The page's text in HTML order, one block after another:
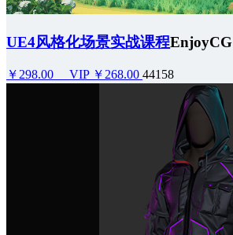
UE4风格化场景实战课程EnjoyCG
￥298.00 VIP ￥268.00 44158